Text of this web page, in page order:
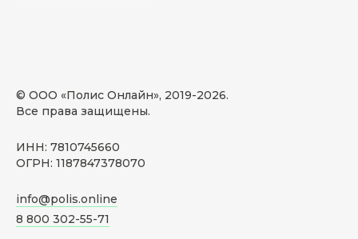
© ООО «Полис Онлайн», 2019-2026.
Все права защищены.
ИНН: 7810745660
ОГРН: 1187847378070
info@polis.online
8 800 302-55-71